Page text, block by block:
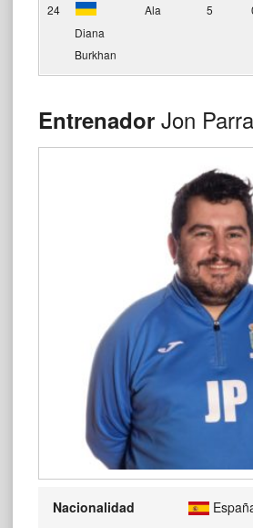
24
Diana
Burkhan
Ala 5
Entrenador Jon Parra
Nacionalidad